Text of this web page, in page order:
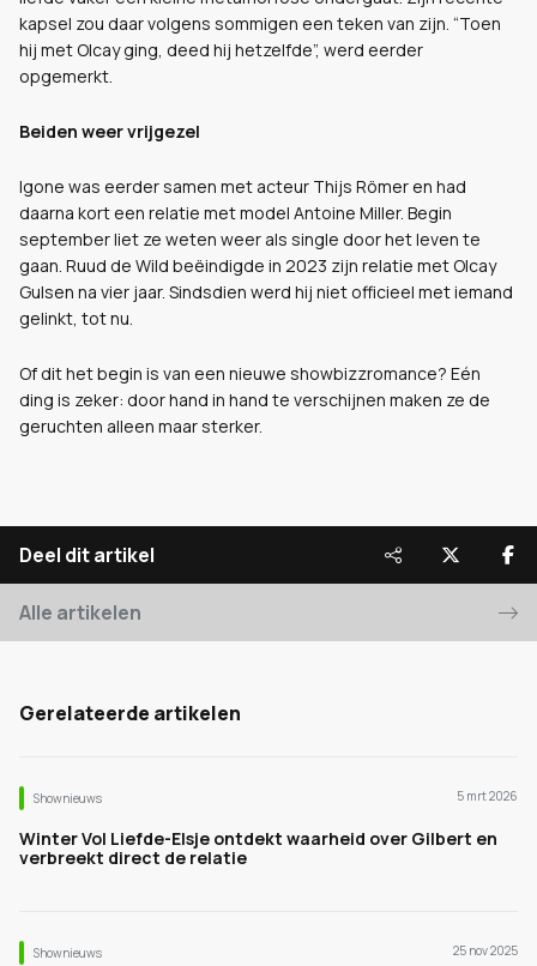
kapsel zou daar volgens sommigen een teken van zijn. “Toen
hij met Olcay ging, deed hij hetzelfde”, werd eerder
opgemerkt.
Beiden weer vrijgezel
Igone was eerder samen met acteur Thijs Römer en had
daarna kort een relatie met model Antoine Miller. Begin
september liet ze weten weer als single door het leven te
gaan. Ruud de Wild beëindigde in 2023 zijn relatie met Olcay
Gulsen na vier jaar. Sindsdien werd hij niet officieel met iemand
gelinkt, tot nu.
Of dit het begin is van een nieuwe showbizzromance? Eén
ding is zeker: door hand in hand te verschijnen maken ze de
geruchten alleen maar sterker.
Deel dit artikel
Alle artikelen
Gerelateerde artikelen
Shownieuws 5 mrt 2026
Winter Vol Liefde-Elsje ontdekt waarheid over Gilbert en
verbreekt direct de relatie
Shownieuws 25 nov 2025